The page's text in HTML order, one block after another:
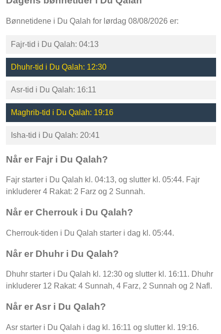
Bønnetidene i Du Qalah for lørdag 08/08/2026 er:
Fajr-tid i Du Qalah: 04:13
Dhuhr-tid i Du Qalah: 12:30
Asr-tid i Du Qalah: 16:11
Maghrib-tid i Du Qalah: 19:16
Isha-tid i Du Qalah: 20:41
Når er Fajr i Du Qalah?
Fajr starter i Du Qalah kl. 04:13, og slutter kl. 05:44. Fajr
inkluderer 4 Rakat: 2 Farz og 2 Sunnah.
Når er Cherrouk i Du Qalah?
Cherrouk-tiden i Du Qalah starter i dag kl. 05:44.
Når er Dhuhr i Du Qalah?
Dhuhr starter i Du Qalah kl. 12:30 og slutter kl. 16:11. Dhuhr
inkluderer 12 Rakat: 4 Sunnah, 4 Farz, 2 Sunnah og 2 Nafl.
Når er Asr i Du Qalah?
Asr starter i Du Qalah i dag kl. 16:11 og slutter kl. 19:16.